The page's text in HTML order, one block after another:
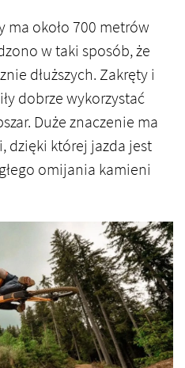
ma około 700 metrów
w taki sposób, że
dłuższych. Zakręty i
dobrze wykorzystać
Duże znaczenie ma
dzięki której jazda jest
omijania kamieni